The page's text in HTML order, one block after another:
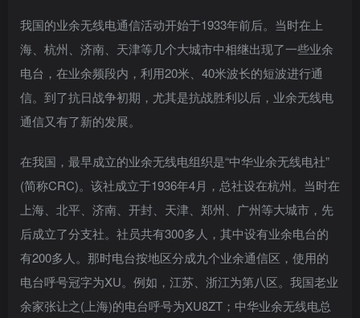
我国的业余无线电通信活动开始于1933年前后。当时在上
海、杭州、济南、天津等几个大城市中相继出现了一些业余
电台，在业余频段内，利用20米、40米波长的短波进行通
信。到了抗日战争初期，尤其是抗战胜利以后，业余无线电
通信又有了新的发展。
在我国，最早成立的业余无线电组织是“中华业余无线电社”
(简称CRC)。该社成立于1936年4月，总社设在杭州。当时在
上海、北平、济南、开封、天津、郑州、广州等大城市，先
后成立了分支社。社员共有300多人，其中设有业余电台的
有200多人。那时电台按地区分成九个业余通信区，使用的
电台呼号冠字为XU。例如，江苏、浙江为第八区。我国老业
余家张让之(上海)的电台呼号为XU8ZT；中华业余无线电总